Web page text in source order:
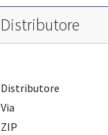
Distributore
Distributore
Via
ZIP